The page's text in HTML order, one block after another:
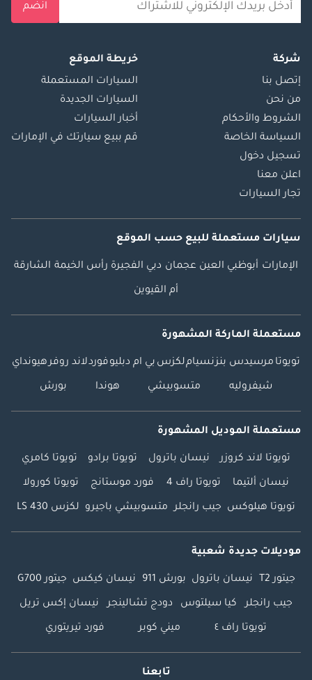
انضم
شركة
إتصل بنا
من نحن
الشروط والأحكام
السياسة الخاصة
تسجيل دخول
اعلن معنا
تجار السيارات
خريطة الموقع
السيارات المستعملة
السيارات الجديدة
أخبار السيارات
قم ببيع سيارتك في الإمارات
سيارات مستعملة للبيع حسب الموقع
الإمارات أبوظبي العين عجمان دبي الفجيرة رأس الخيمة الشارقة
أم القيوين
مستعملة الماركة المشهورة
تويوتا مرسيدس بنزنسياملكزس بي ام دبليوفوردلاند روفرهيونداي
شيفروليه متسوبيشي هوندا بورش
مستعملة الموديل المشهورة
تويوتا لاند كروزر نيسان باترول تويوتا برادو تويوتا كامري
نيسان ألتيما تويوتا راف 4 فورد موستانج تويوتا كورولا
تويوتا هيلوكس جيب رانجلر متسوبيشي باجيرو لكزس LS 430
موديلات جديدة شعبية
جيتور T2 نيسان باترول بورش 911 نيسان كيكس جيتور G700
جيب رانجلر كيا سيلتوس دودج تشالينجر نيسان إكس تريل
تويوتا راف ٤ ميني كوبر فورد تيريتوري
تابعنا